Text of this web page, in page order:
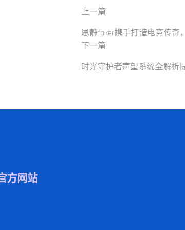
上一篇
恩静faker携手打造电竞传
下一篇
时光守护者声望系统全解析